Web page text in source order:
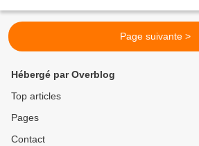
Page suivante >
Hébergé par Overblog
Top articles
Pages
Contact